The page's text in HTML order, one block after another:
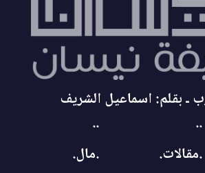
ـ بقلم: اسماعيل الشريف
..
..
.مقالات.
.مال.